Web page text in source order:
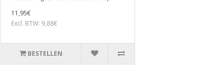
11,95€
Excl. BTW: 9,88€
BESTELLEN